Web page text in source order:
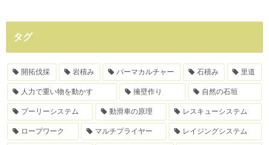
タグ
開拓伐採 岩積み パーマカルチャー 石積み 里道
人力で重い物を動かす 擁壁作り 自然の石垣
プーリーシステム 動滑車の原理 レスキューシステム
ロープワーク マルチプライヤー レイジングシステム